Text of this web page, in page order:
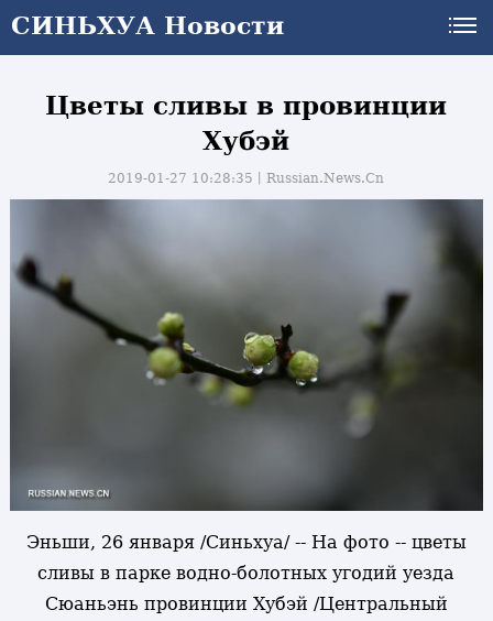
СИНЬХУА Новости
Цветы сливы в провинции
Хубэй
2019-01-27 10:28:35丨Russian.News.Cn
Эньши, 26 января /Синьхуа/ -- На фото -- цветы
сливы в парке водно-болотных угодий уезда
Сюаньэнь провинции Хубэй /Центральный